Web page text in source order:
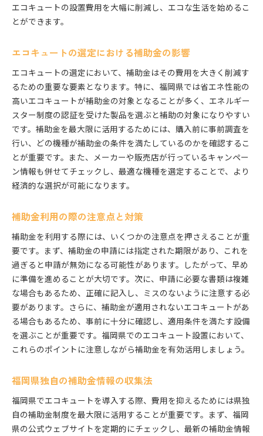
エコキュートの設置費用を大幅に削減し、エコな生活を始めるこ
とができます。
エコキュートの選定における補助金の影響
エコキュートの選定において、補助金はその費用を大きく削減す
るための重要な要素となります。特に、福岡県では省エネ性能の
高いエコキュートが補助金の対象となることが多く、エネルギー
スター制度の認証を受けた製品を選ぶと補助の対象になりやすい
です。補助金を最大限に活用するためには、購入前に事前調査を
行い、どの機種が補助金の条件を満たしているのかを確認するこ
とが重要です。また、メーカーや販売店が行っているキャンペー
ン情報も併せてチェックし、最適な機種を選定することで、より
経済的な選択が可能になります。
補助金利用の際の注意点と対策
補助金を利用する際には、いくつかの注意点を押さえることが重
要です。まず、補助金の申請には指定された期限があり、これを
過ぎると申請が無効になる可能性があります。したがって、早め
に準備を進めることが大切です。次に、申請に必要な書類は複雑
な場合もあるため、正確に記入し、ミスのないように注意する必
要があります。さらに、補助金が適用されないエコキュートがあ
る場合もあるため、事前に十分に確認し、適用条件を満たす設備
を選ぶことが重要です。福岡県でのエコキュート設置において、
これらのポイントに注意しながら補助金を有効活用しましょう。
福岡県独自の補助金情報の収集法
福岡県でエコキュートを導入する際、費用を抑えるためには県独
自の補助金制度を最大限に活用することが重要です。まず、福岡
県の公式ウェブサイトを定期的にチェックし、最新の補助金情報